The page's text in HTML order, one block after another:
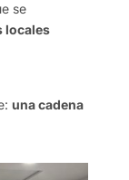
se
locales
una cadena